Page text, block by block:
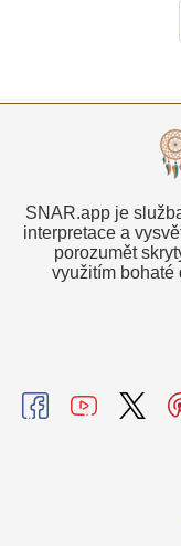
SNAR.app je
interpretace a
porozumět
využitím bohaté